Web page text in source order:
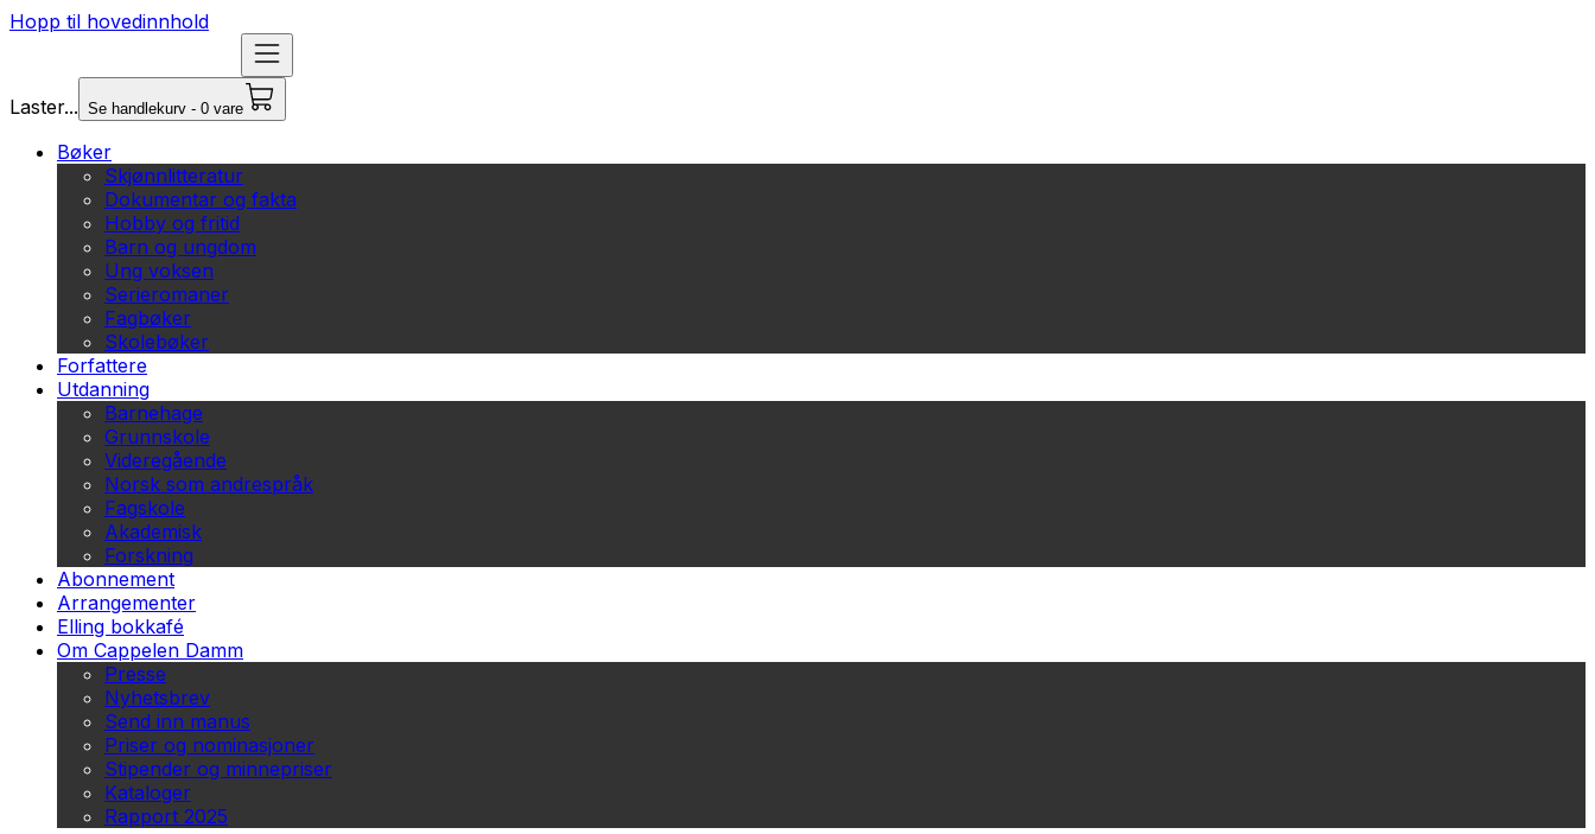
Hopp til hovedinnhold
Laster... Se handlekurv - 0 vare
Bøker
Skjønnlitteratur
Dokumentar og fakta
Hobby og fritid
Barn og ungdom
Ung voksen
Serieromaner
Fagbøker
Skolebøker
Forfattere
Utdanning
Barnehage
Grunnskole
Videregående
Norsk som andrespråk
Fagskole
Akademisk
Forskning
Abonnement
Arrangementer
Elling bokkafé
Om Cappelen Damm
Presse
Nyhetsbrev
Send inn manus
Priser og nominasjoner
Stipender og minnepriser
Kataloger
Rapport 2025